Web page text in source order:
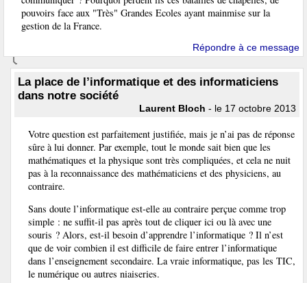
pouvoirs face aux "Très" Grandes Ecoles ayant mainmise sur la
gestion de la France.
Répondre à ce message
La place de l’informatique et des informaticiens
dans notre société
Laurent Bloch - le 17 octobre 2013
Votre question est parfaitement justifiée, mais je n’ai pas de réponse
sûre à lui donner. Par exemple, tout le monde sait bien que les
mathématiques et la physique sont très compliquées, et cela ne nuit
pas à la reconnaissance des mathématiciens et des physiciens, au
contraire.
Sans doute l’informatique est-elle au contraire perçue comme trop
simple : ne suffit-il pas après tout de cliquer ici ou là avec une
souris ? Alors, est-il besoin d’apprendre l’informatique ? Il n’est
que de voir combien il est difficile de faire entrer l’informatique
dans l’enseignement secondaire. La vraie informatique, pas les TIC,
le numérique ou autres niaiseries.